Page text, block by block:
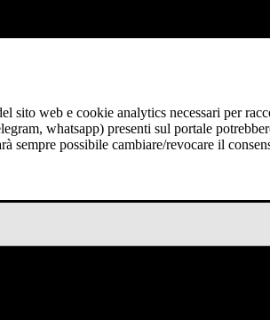
web e cookie analytics necessari per
whatsapp) presenti sul portale
possibile cambiare/revocare il